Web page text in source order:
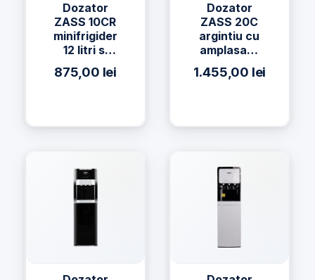
Dozator
ZASS 10CR
minifrigider
12 litri si
compresor
875,00 lei
Dozator
ZASS 20C
argintiu cu
amplasare
a bidonului
la baza si
1.455,00 lei